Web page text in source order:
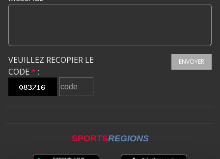
VEUILLEZ RECOPIER LE
CODE * :
ENVOYER
SPORTSREGIONS